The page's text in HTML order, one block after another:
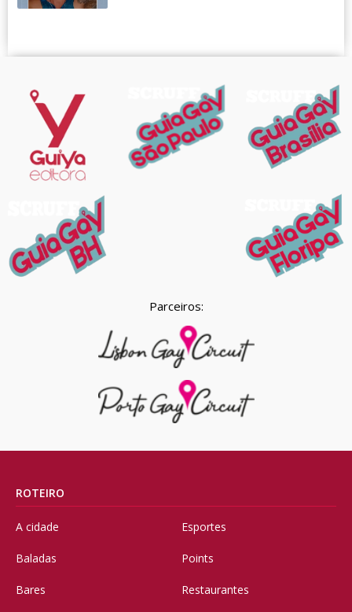
Parceiros:
ROTEIRO
A cidade
Baladas
Bares
Esportes
Points
Restaurantes